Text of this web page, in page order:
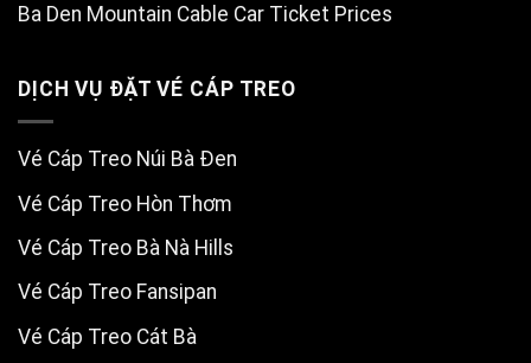
Ba Den Mountain Cable Car Ticket Prices
DỊCH VỤ ĐẶT VÉ CÁP TREO
Vé Cáp Treo Núi Bà Đen
Vé Cáp Treo Hòn Thơm
Vé Cáp Treo Bà Nà Hills
Vé Cáp Treo Fansipan
Vé Cáp Treo Cát Bà